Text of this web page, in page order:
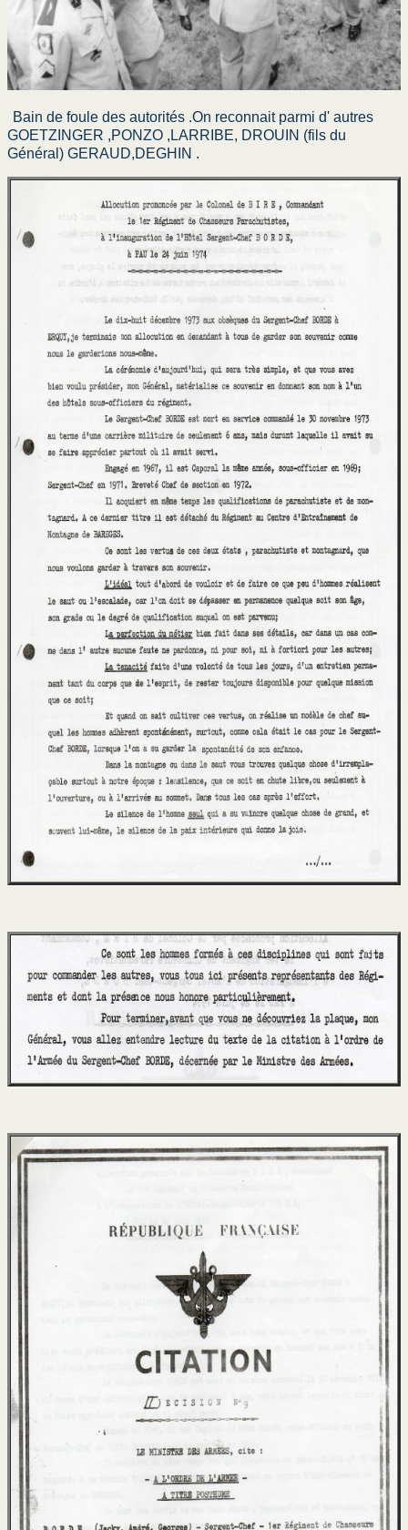
Bain de foule des autorités .On reconnait parmi d' autres
GOETZINGER ,PONZO ,LARRIBE, DROUIN (fils du
Général) GERAUD,DEGHIN .